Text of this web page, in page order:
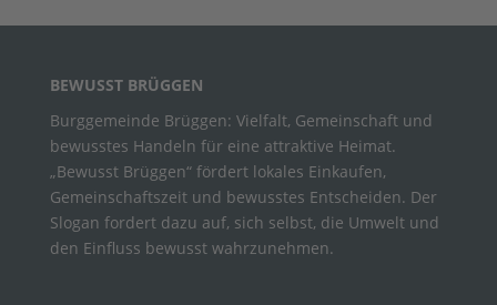
BEWUSST BRÜGGEN
Burggemeinde Brüggen: Vielfalt, Gemeinschaft und
bewusstes Handeln für eine attraktive Heimat.
„Bewusst Brüggen“ fördert lokales Einkaufen,
Gemeinschaftszeit und bewusstes Entscheiden. Der
Slogan fordert dazu auf, sich selbst, die Umwelt und
den Einfluss bewusst wahrzunehmen.